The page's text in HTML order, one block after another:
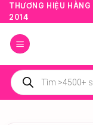
Bỏ
qua
nội
dung
THƯƠNG HIỆU
2014
Tìm
kiếm
sản
phẩm